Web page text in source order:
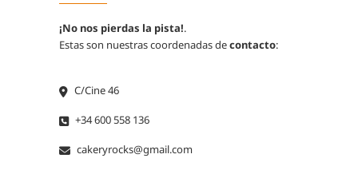
¡No nos pierdas la pista!.
Estas son nuestras coordenadas decontacto:
C/Cine 46
+34 600 558 136
cakeryrocks@gmail.com